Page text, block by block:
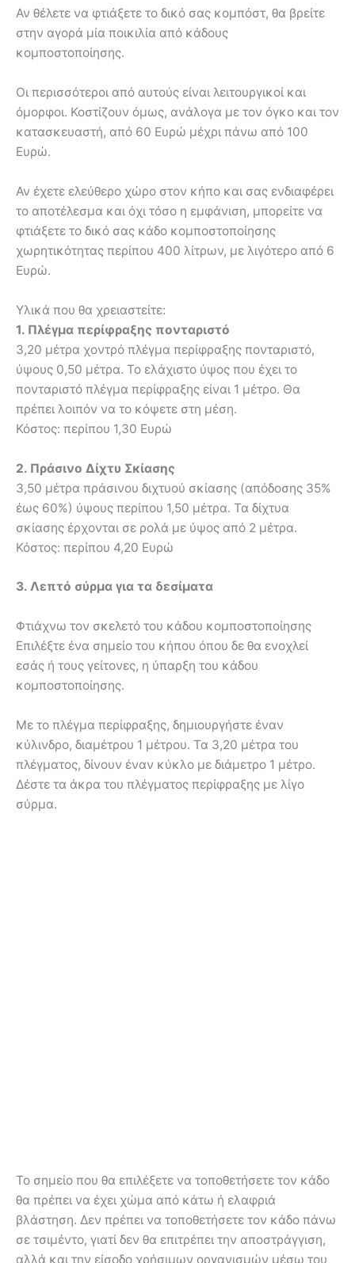
Αν θέλετε να φτιάξετε το δικό σας κομπόστ, θα βρείτε
στην αγορά μία ποικιλία από κάδους
κομποστοποίησης.
Οι περισσότεροι από αυτούς είναι λειτουργικοί και
όμορφοι. Κοστίζουν όμως, ανάλογα με τον όγκο και τον
κατασκευαστή, από 60 Ευρώ μέχρι πάνω από 100
Ευρώ.
Αν έχετε ελεύθερο χώρο στον κήπο και σας ενδιαφέρει
το αποτέλεσμα και όχι τόσο η εμφάνιση, μπορείτε να
φτιάξετε το δικό σας κάδο κομποστοποίησης
χωρητικότητας περίπου 400 λίτρων, με λιγότερο από 6
Ευρώ.
Υλικά που θα χρειαστείτε:
1. Πλέγμα περίφραξης πονταριστό
3,20 μέτρα χοντρό πλέγμα περίφραξης πονταριστό,
ύψους 0,50 μέτρα. Το ελάχιστο ύψος που έχει το
πονταριστό πλέγμα περίφραξης είναι 1 μέτρο. Θα
πρέπει λοιπόν να το κόψετε στη μέση.
Κόστος: περίπου 1,30 Ευρώ
2. Πράσινο Δίχτυ Σκίασης
3,50 μέτρα πράσινου διχτυού σκίασης (απόδοσης 35%
έως 60%) ύψους περίπου 1,50 μέτρα. Τα δίχτυα
σκίασης έρχονται σε ρολά με ύψος από 2 μέτρα.
Κόστος: περίπου 4,20 Ευρώ
3. Λεπτό σύρμα για τα δεσίματα
Φτιάχνω τον σκελετό του κάδου κομποστοποίησης
Επιλέξτε ένα σημείο του κήπου όπου δε θα ενοχλεί
εσάς ή τους γείτονες, η ύπαρξη του κάδου
κομποστοποίησης.
Με το πλέγμα περίφραξης, δημιουργήστε έναν
κύλινδρο, διαμέτρου 1 μέτρου. Τα 3,20 μέτρα του
πλέγματος, δίνουν έναν κύκλο με διάμετρο 1 μέτρο.
Δέστε τα άκρα του πλέγματος περίφραξης με λίγο
σύρμα.
Το σημείο που θα επιλέξετε να τοποθετήσετε τον κάδο
θα πρέπει να έχει χώμα από κάτω ή ελαφριά
βλάστηση. Δεν πρέπει να τοποθετήσετε τον κάδο πάνω
σε τσιμέντο, γιατί δεν θα επιτρέπει την αποστράγγιση,
αλλά και την είσοδο χρήσιμων οργανισμών μέσω του